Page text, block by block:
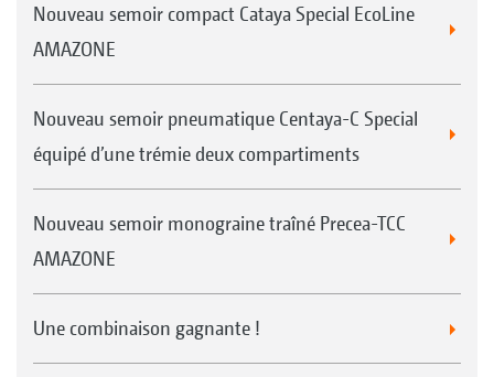
Nouveau semoir compact Cataya Special EcoLine
AMAZONE
Nouveau semoir pneumatique Centaya-C Special
équipé d’une trémie deux compartiments
Nouveau semoir monograine traîné Precea-TCC
AMAZONE
Une combinaison gagnante !